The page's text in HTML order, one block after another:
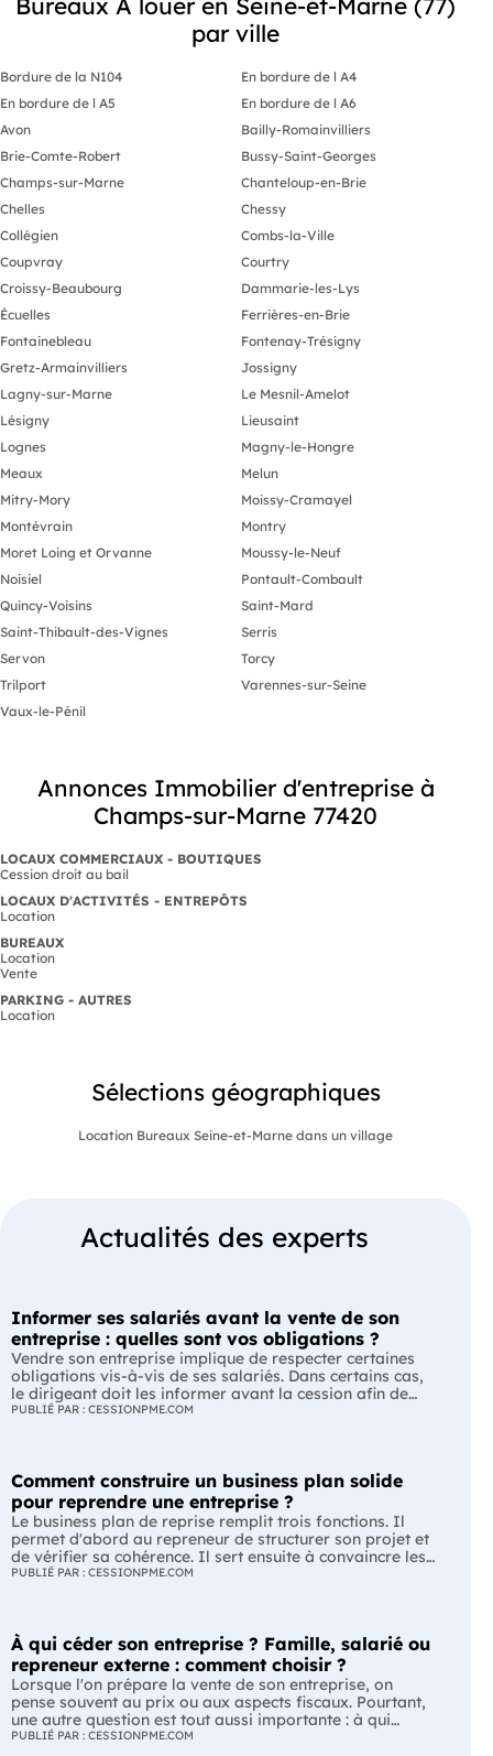
Bureaux A louer en Seine-et-Marne (77)
par ville
Bordure de la N104
En bordure de l A4
En bordure de l A5
En bordure de l A6
Avon
Bailly-Romainvilliers
Brie-Comte-Robert
Bussy-Saint-Georges
Champs-sur-Marne
Chanteloup-en-Brie
Chelles
Chessy
Collégien
Combs-la-Ville
Coupvray
Courtry
Croissy-Beaubourg
Dammarie-les-Lys
Écuelles
Ferrières-en-Brie
Fontainebleau
Fontenay-Trésigny
Gretz-Armainvilliers
Jossigny
Lagny-sur-Marne
Le Mesnil-Amelot
Lésigny
Lieusaint
Lognes
Magny-le-Hongre
Meaux
Melun
Mitry-Mory
Moissy-Cramayel
Montévrain
Montry
Moret Loing et Orvanne
Moussy-le-Neuf
Noisiel
Pontault-Combault
Quincy-Voisins
Saint-Mard
Saint-Thibault-des-Vignes
Serris
Servon
Torcy
Trilport
Varennes-sur-Seine
Vaux-le-Pénil
Annonces Immobilier d'entreprise à
Champs-sur-Marne 77420
LOCAUX COMMERCIAUX - BOUTIQUES
Cession droit au bail
LOCAUX D'ACTIVITÉS - ENTREPÔTS
Location
BUREAUX
Location
Vente
PARKING - AUTRES
Location
Sélections géographiques
Location Bureaux Seine-et-Marne dans un village
Actualités des experts
Informer ses salariés avant la vente de son
entreprise : quelles sont vos obligations ?
Vendre son entreprise implique de respecter certaines
obligations vis-à-vis de ses salariés. Dans certains cas,
le dirigeant doit les informer avant la cession afin de
leur permettre, s'ils le souhaitent, de présenter une offre
L'essentiel Les entreprises de moins de 250 salariés sont
soumises, dans certains cas, à une obligation
d'information préalable des salariés. Cette obligation
concerne la vente d'un fonds de commerce ou la cession
de la majorité des titres d'une société. Le délai
d'information varie selon la taille de l'entreprise. Les
L'obligation d'information concerne uniquement
certaines entreprises et certaines opérations de cession.
Vous êtes concerné si : votre entreprise emploie moins
de 250 salariés ; vous vendez votre fonds de commerce
ou plus de 50 % des parts sociales ou des actions de
votre société. À l'inverse, cette obligation ne s'applique
pas à toutes les opérations de transmission. Une cession
PUBLIÉ PAR : CESSIONPME.COM
Comment construire un business plan solide
pour reprendre une entreprise ?
Le business plan de reprise remplit trois fonctions. Il
permet d'abord au repreneur de structurer son projet et
de vérifier sa cohérence. Il sert ensuite à convaincre les
banques et les partenaires financiers de l'accompagner.
consiste pas à reprendre les anciens comptes de
l'entreprise. Il explique comment l'entreprise évoluera
après le changement de dirigeant. C'est un document
indispensable pour structurer votre projet et convaincre
vos partenaires. À quoi sert vraiment un business plan
de reprise ? Lors d'une reprise d'entreprise, le business
PUBLIÉ PAR : CESSIONPME.COM
À qui céder son entreprise ? Famille, salarié ou
repreneur externe : comment choisir ?
Lorsque l'on prépare la vente de son entreprise, on
pense souvent au prix ou aux aspects fiscaux. Pourtant,
une autre question est tout aussi importante : à qui
transmettre son entreprise ? Selon le profil du repreneur,
PUBLIÉ PAR : CESSIONPME.COM